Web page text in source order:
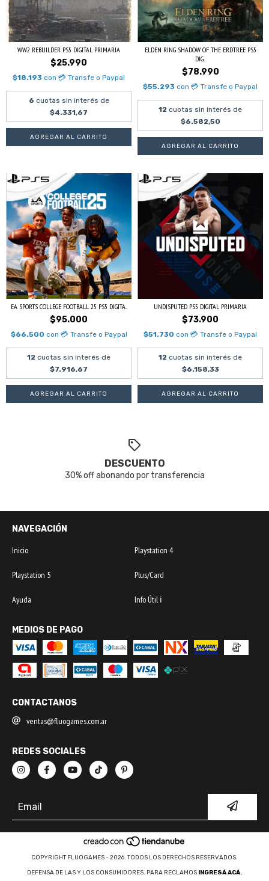
WW2 REBUILDER PS5 DIGITAL PRIMARIA
$25.990
$18.193 con 💳 Transfe o Paypal
6 cuotas sin interés de
$4.331,67
ELDEN RING SHADOW OF THE ERDTREE PS5
DIG...
$78.990
$55.293 con 💳 Transfe o Paypal
12 cuotas sin interés de
$6.582,50
EA SPORTS COLLEGE FOOTBALL 25 PS5 DIGITA...
$95.000
$66.500 con 💳 Transfe o Paypal
12 cuotas sin interés de
$7.916,67
UNDISPUTED PS5 DIGITAL PRIMARIA
$73.900
$51.730 con 💳 Transfe o Paypal
12 cuotas sin interés de
$6.158,33
DESCUENTO
30% off abonando por transferencia
NAVEGACIÓN
Inicio Playstation 4
Playstation 5 Plus/Card
Ayuda Info Útil ℹ️
MEDIOS DE PAGO
CONTACTANOS
ventas@fluogames.com.ar
REDES SOCIALES
COPYRIGHT FLUOGAMES - 2026. TODOS LOS DERECHOS RESERVADOS.
DEFENSA DE LAS Y LOS CONSUMIDORES. PARA RECLAMOS INGRESÁ ACÁ.